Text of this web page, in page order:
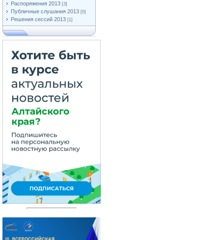
Распоряжения 2013 [3]
Публичные слушания 2013 [0]
Решения сессий 2013 [1]